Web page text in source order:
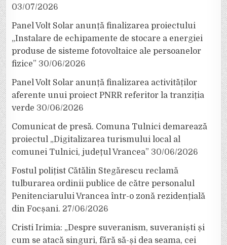
03/07/2026
Panel Volt Solar anunță finalizarea proiectului
„Instalare de echipamente de stocare a energiei
produse de sisteme fotovoltaice ale persoanelor
fizice” 30/06/2026
Panel Volt Solar anunță finalizarea activităților
aferente unui proiect PNRR referitor la tranziția
verde 30/06/2026
Comunicat de presă. Comuna Tulnici demarează
proiectul „Digitalizarea turismului local al
comunei Tulnici, județul Vrancea” 30/06/2026
Fostul polițist Cătălin Stegărescu reclamă
tulburarea ordinii publice de către personalul
Penitenciarului Vrancea într-o zonă rezidențială
din Focșani. 27/06/2026
Cristi Irimia: „Despre suveranism, suveraniști și
cum se atacă singuri, fără să-și dea seama, cei